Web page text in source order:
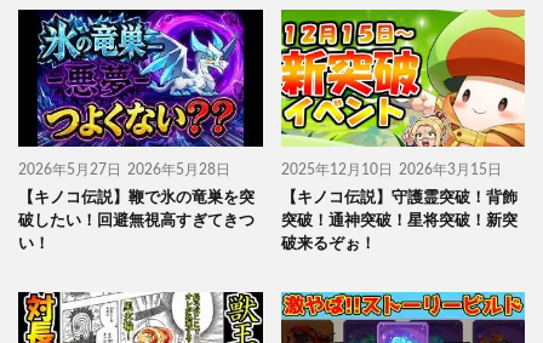
2026年5月27日 2026年5月28日
【キノコ伝説】鞭で氷の竜巣を突
破したい！回避無視高すぎてきつ
い！
2025年12月10日 2026年3月15日
【キノコ伝説】守護霊突破！背飾
突破！通神突破！星将突破！新突
破来るぞぉ！